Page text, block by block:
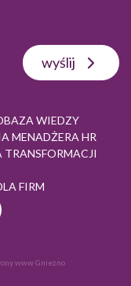
wyślij
BAZA WIEDZY
MENADŻERA HR
FIRM
www Gniezno